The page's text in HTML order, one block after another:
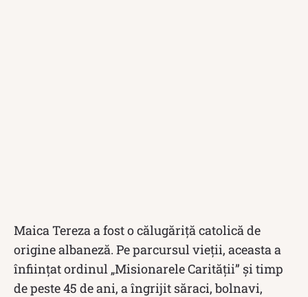
Maica Tereza a fost o călugăriță catolică de
origine albaneză. Pe parcursul vieții, aceasta a
înființat ordinul „Misionarele Carității” și timp
de peste 45 de ani, a îngrijit săraci, bolnavi,